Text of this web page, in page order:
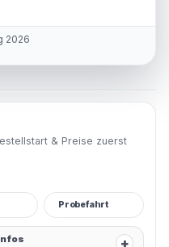
2026
& Preise zuerst
Probefahrt
+